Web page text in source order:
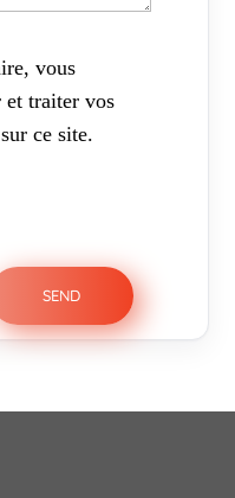
vous
et traiter vos
ce site.